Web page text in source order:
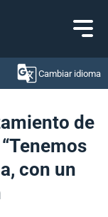
Cambiar idioma
de
con un